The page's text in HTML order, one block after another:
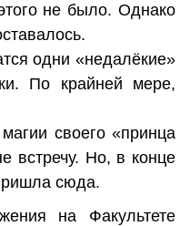
не было. Однако
одни «недалёкие»
По крайней мере,
своего «принца
встречу. Но, в конце
сюда.
на Факультете